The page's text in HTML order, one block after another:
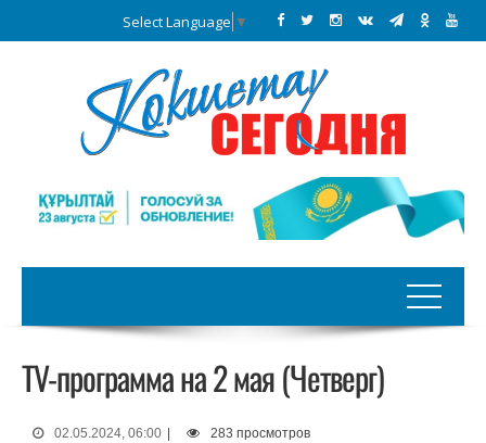
Select Language ▼
TV-программа на 2 мая (Четверг)
02.05.2024, 06:00 283 просмотров